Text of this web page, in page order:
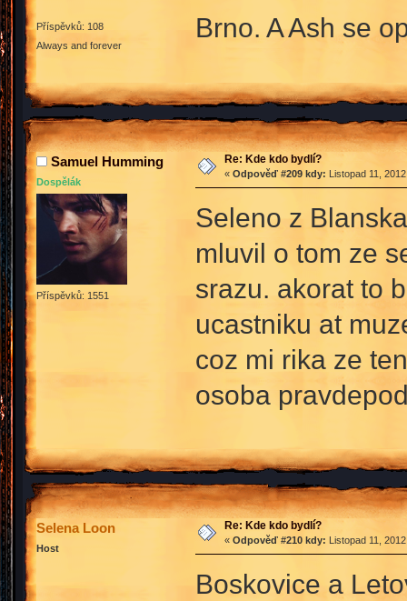
Příspěvků: 108
Always and forever
Brno. A Ash se
Samuel Humming
Dospělák
Příspěvků: 1551
Re: Kde kdo bydlí?
« Odpověď #209 kdy: Listopad 11,
Seleno z
mluvil o tom ze
srazu. akorat to
ucastniku at
coz mi rika ze
osoba
Selena Loon
Host
Re: Kde kdo bydlí?
« Odpověď #210 kdy: Listopad 11,
Boskovice a